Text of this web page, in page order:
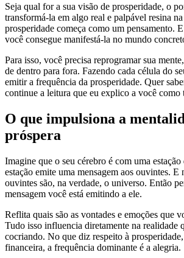
Seja qual for a sua visão de prosperidade, o
transformá-la em algo real e palpável resina
prosperidade começa como um pensamento.
você consegue manifestá-la no mundo
Para isso, você precisa reprogramar sua
de dentro para fora. Fazendo cada célula do
emitir a frequência da prosperidade. Quer
continue a leitura que eu explico a você como
O que impulsiona a
próspera
Imagine que o seu cérebro é com uma
estação emite uma mensagem aos ouvintes. E
ouvintes são, na verdade, o universo. Então
mensagem você está emitindo a ele.
Reflita quais são as vontades e emoções que
Tudo isso influencia diretamente na realidade
cocriando. No que diz respeito à
financeira, a frequência dominante é a alegria.